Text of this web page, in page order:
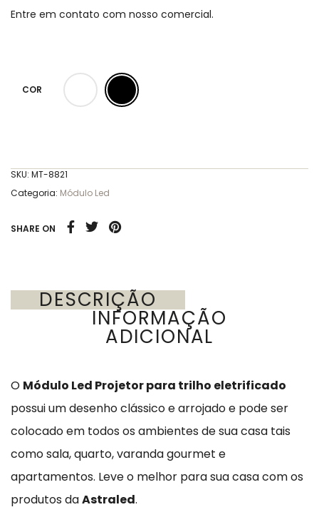
Entre em contato com nosso comercial.
COR
SKU: MT-8821
Categoria: Módulo Led
SHARE ON
DESCRIÇÃO
INFORMAÇÃO
ADICIONAL
O Módulo Led Projetor para trilho eletrificado
possui um desenho clássico e arrojado e pode ser
colocado em todos os ambientes de sua casa tais
como sala, quarto, varanda gourmet e
apartamentos. Leve o melhor para sua casa com os
produtos daAstraled.